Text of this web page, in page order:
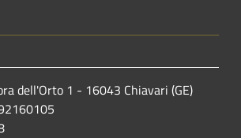
dell'Orto 1 - 16043 Chiavari (GE)